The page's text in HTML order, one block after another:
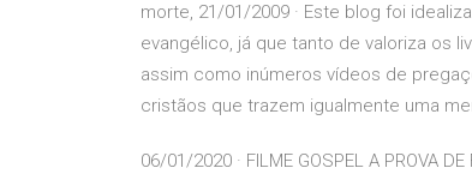
morte, 21/01/2009 · Este blog foi
evangélico, já que tanto de valoriza os
assim como inúmeros vídeos de
cristãos que trazem igualmente uma
06/01/2020 · FILME GOSPEL A PROVA